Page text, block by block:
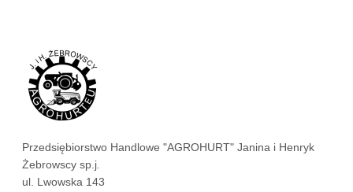
Przedsiębiorstwo Handlowe "AGROHURT" Janina i Henryk
Żebrowscy sp.j.
ul. Lwowska 143